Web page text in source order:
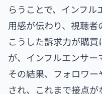
らうことで、インフ
用感が伝わり、視聴者
こうした訴求力が購
が、インフルエンサー
その結果、フォロワ
され、これまで接点